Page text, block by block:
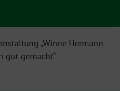
„Winne Hermann
gut gemacht“